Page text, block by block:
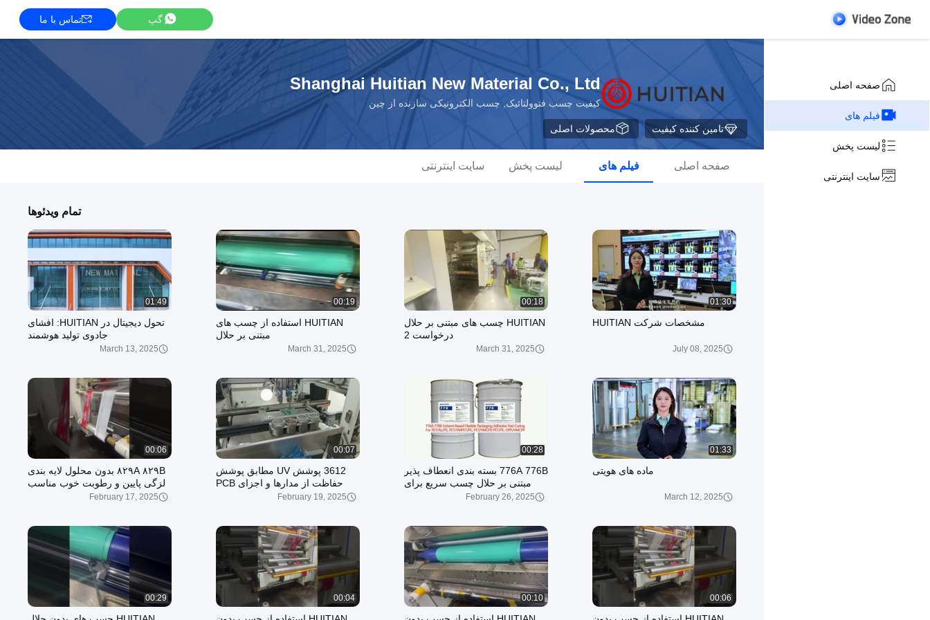
گپ تماس با ما
صفحه اصلی
فیلم های
لیست پخش
سایت اینترنتی
Shanghai Huitian New Material Co., Ltd
کیفیت چسب فتوولتائیک, چسب الکترونیکی سازنده از چین
تامین کننده کیفیت محصولات اصلی
صفحه اصلی فیلم های لیست پخش سایت اینترنتی
تمام ویدئوها
01:30
مشخصات شرکت HUITIAN
July 08, 2025
00:18
HUITIAN چسب های مبتنی بر حلال
درخواست 2
March 31, 2025
00:19
HUITIAN استفاده از چسب های
مبتنی بر حلال
March 31, 2025
01:49
تحول دیجیتال در HUITIAN: افشای
جادوی تولید هوشمند
March 13, 2025
01:33
ماده های هویتی
March 12, 2025
00:28
776A 776B بسته بندی انعطاف پذیر
مبتنی بر حلال چسب سریع برای
PET/AL/PE، VMCPP، PE،
February 26, 2025
00:07
3612 پوشش UV مطابق پوشش
حفاظت از مدارها و اجزای PCB
February 19, 2025
00:06
۸۲۹A ۸۲۹B بدون محلول لایه بندی
لزگی پایین و رطوبت خوب مناسب
برای بسته بندی مواد غذایی
February 17, 2025
00:06
00:10
00:04
00:29